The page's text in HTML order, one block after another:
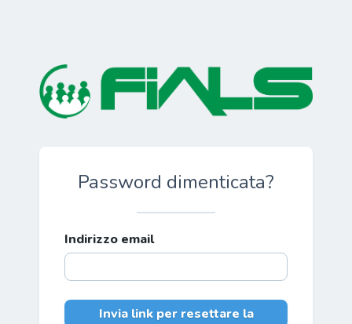
Password dimenticata?
Indirizzo email
Invia link per resettare la